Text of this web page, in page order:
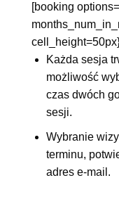
[booking
Każda sesja
możliwość
czas dwóch
sesji.
Wybranie
terminu,
adres e-mail.